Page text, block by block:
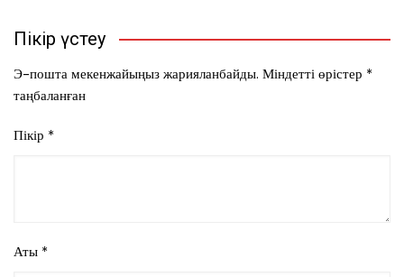
Пікір үстеу
Э-пошта мекенжайыңыз жарияланбайды. Міндетті өрістер *
таңбаланған
Пікір *
Аты *